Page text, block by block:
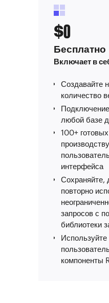
$0
Бесплатно
Включает в
Создавайте
количество
любой базе
100+
интерфейса
Сохраняйте,
повторно
запросов с
библиотеки
Используйте
компоненты